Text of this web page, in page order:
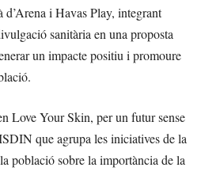
i Havas Play, integrant
sanitària en una proposta
un impacte positiu i promoure
Love Your Skin, per un futur sense
que agrupa les iniciatives de la
població sobre la importància de la